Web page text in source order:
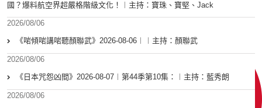
國？爆料航空界超嚴格階級文化！︱主持：寶珠、寶堅、Jack
2026/08/06
《啱傾啱講啱聽顏聯武》2026-08-06︱︱主持：顏聯武
2026/08/06
《日本咒怨凶間》2026-08-07︱第44季第10集：︱主持：藍秀朗
2026/08/06